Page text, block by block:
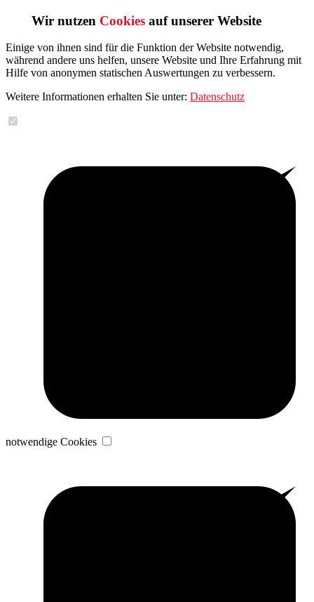
Wir nutzen Cookies auf unserer Website
Einige von ihnen sind für die Funktion der Website notwendig,
während andere uns helfen, unsere Website und Ihre Erfahrung mit
Hilfe von anonymen statischen Auswertungen zu verbessern.
Weitere Informationen erhalten Sie unter: Datenschutz
notwendige Cookies